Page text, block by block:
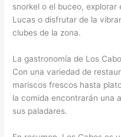
snorkel o el buceo, explorar
Lucas o disfrutar de la
clubes de la zona.
La gastronomía de Los
Con una variedad de
mariscos frescos hasta
la comida encontrarán una
sus paladares.